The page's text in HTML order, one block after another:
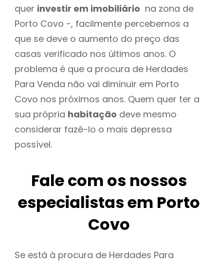
quer investir em imobiliário na zona de
Porto Covo -, facilmente percebemos a
que se deve o aumento do preço das
casas verificado nos últimos anos. O
problema é que a procura de Herdades
Para Venda não vai diminuir em Porto
Covo nos próximos anos. Quem quer ter a
sua própria habitação deve mesmo
considerar fazê-lo o mais depressa
possível.
Fale com os nossos
especialistas em Porto
Covo
Se está à procura de Herdades Para